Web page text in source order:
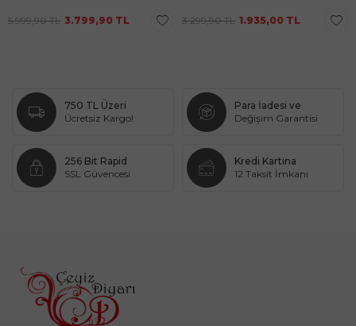
5.999,90TL 3.799,90 TL 3.299,90TL 1.935,00 TL
750 TL Üzeri
Ücretsiz Kargo!
Para İadesi ve
Değişim Garantisi
256 Bit Rapid
SSL Güvencesi
Kredi Kartına
12 Taksit İmkanı